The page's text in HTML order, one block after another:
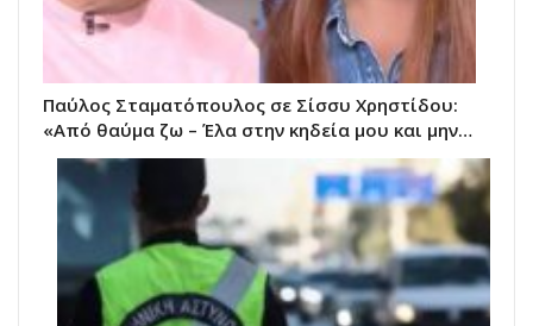
Παύλος Σταματόπουλος σε Σίσσυ Χρηστίδου:
«Από θαύμα ζω – Έλα στην κηδεία μου και μην…